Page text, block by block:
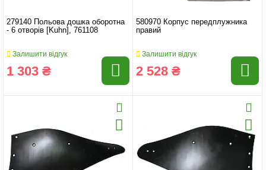
279140 Польова дошка оборотна
- 6 отворів [Kuhn], 761108
Залишити відгук
1 303 ₴
580970 Корпус передплужника
правий
Залишити відгук
2 528 ₴